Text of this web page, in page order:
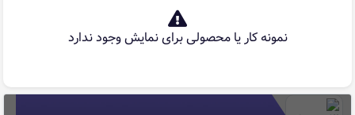
نمونه کار یا محصولی برای نمایش وجود ندارد